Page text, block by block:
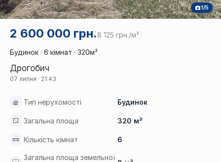
1/5
2 600 000 грн.8 125 грн./м²
Будинок · 6 кімнат · 320м²
Дрогобич
07 липня · 21:43
Тип нерухомості Будинок
Загальна площа 320 м²
Кількість кімнат 6
Загальна площа земельної